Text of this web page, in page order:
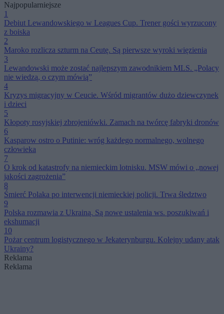
Najpopularniejsze
1
Debiut Lewandowskiego w Leagues Cup. Trener gości wyrzucony
z boiska
2
Maroko rozlicza szturm na Ceutę. Są pierwsze wyroki więzienia
3
Lewandowski może zostać najlepszym zawodnikiem MLS. „Polacy
nie wiedzą, o czym mówią”
4
Kryzys migracyjny w Ceucie. Wśród migrantów dużo dziewczynek
i dzieci
5
Kłopoty rosyjskiej zbrojeniówki. Zamach na twórcę fabryki dronów
6
Kasparow ostro o Putinie: wróg każdego normalnego, wolnego
człowieka
7
O krok od katastrofy na niemieckim lotnisku. MSW mówi o „nowej
jakości zagrożenia”
8
Śmierć Polaka po interwencji niemieckiej policji. Trwa śledztwo
9
Polska rozmawia z Ukrainą. Są nowe ustalenia ws. poszukiwań i
ekshumacji
10
Pożar centrum logistycznego w Jekaterynburgu. Kolejny udany atak
Ukrainy?
Reklama
Reklama